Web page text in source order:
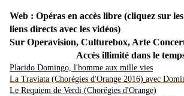
Web : Opéras en accès libre (cliquez sur
liens directs avec les vidéos)
Sur Operavision, Culturebox, Arte
Accès illimité dans le
Placido Domingo, l'homme aux mille vies
La Traviata (Chorégies d'Orange 2016) avec
Le Requiem de Verdi (Chorégies d'Orange)